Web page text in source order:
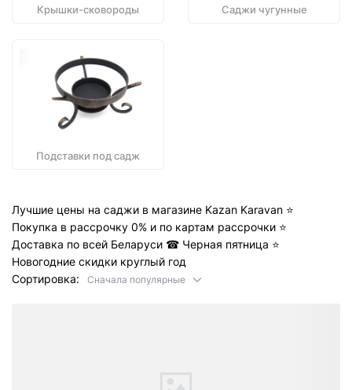
Крышки-сковороды Саджи чугунные
Подставки под садж
Лучшие цены на саджи в магазине Kazan Karavan ⭐️
Покупка в рассрочку 0% и по картам рассрочки ⭐️
Доставка по всей Беларуси ☎ Черная пятница ⭐️
Новогодние скидки круглый год
Сортировка:
Сначала популярные